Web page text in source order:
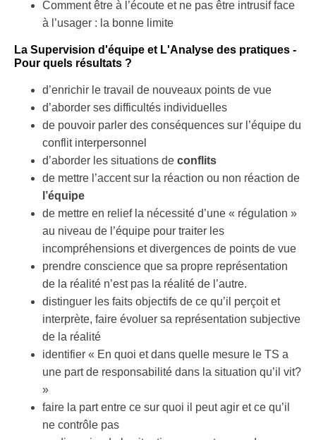
Comment être à l’écoute et ne pas être intrusif face
à l’usager : la bonne limite
La Supervision d'équipe et L'Analyse des pratiques -
Pour quels résultats ?
d’enrichir le travail de nouveaux points de vue
d’aborder ses difficultés individuelles
de pouvoir parler des conséquences sur l’équipe du
conflit interpersonnel
d’aborder les situations de conflits
de mettre l’accent sur la réaction ou non réaction de
l’équipe
de mettre en relief la nécessité d’une « régulation »
au niveau de l’équipe pour traiter les
incompréhensions et divergences de points de vue
prendre conscience que sa propre représentation
de la réalité n’est pas la réalité de l’autre.
distinguer les faits objectifs de ce qu’il perçoit et
interprète, faire évoluer sa représentation subjective
de la réalité
identifier « En quoi et dans quelle mesure le TS a
une part de responsabilité dans la situation qu’il vit?
»
faire la part entre ce sur quoi il peut agir et ce qu’il
ne contrôle pas